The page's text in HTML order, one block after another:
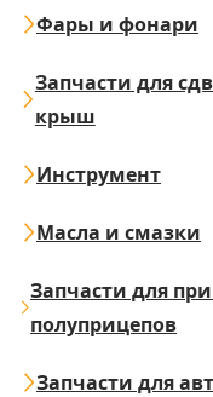
Фары и фонари
Запчасти для
крыш
Инструмент
Масла и смазки
Запчасти для
полуприцепов
Запчасти для